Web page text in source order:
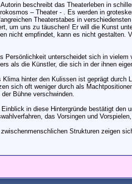
Autorin beschreibt das Theaterleben in
– Theater - . Es werden in
Theaterstabes in
um uns zu täuschen! Er will die Kunst
nicht empfindet, kann es nicht
Persönlichkeit unterscheidet sich in vielem
als die Künstler, die sich in der ihnen
Klima hinter den Kulissen ist geprägt durch
sich oft weniger durch als
der Bühne verschwinden.
Einblick in diese Hintergründe bestätigt den
das Vorsingen und
zwischenmenschlichen Strukturen zeigen